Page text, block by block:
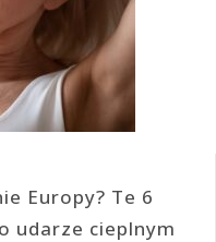
Europy? Te 6
udarze cieplnym